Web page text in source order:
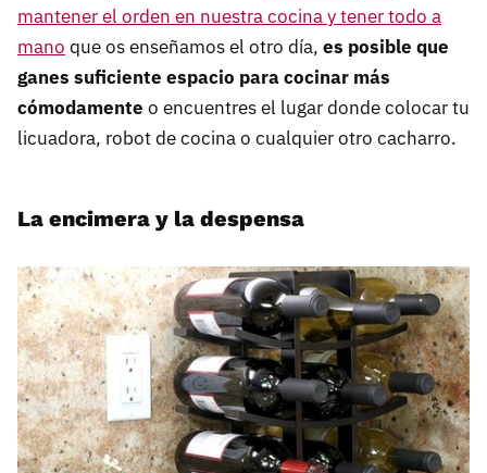
mantener el orden en nuestra cocina y tener todo a
mano que os enseñamos el otro día, es posible que
ganes suficiente espacio para cocinar más
cómodamente o encuentres el lugar donde colocar tu
licuadora, robot de cocina o cualquier otro cacharro.
La encimera y la despensa